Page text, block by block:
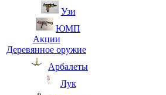
Узи
ЮМП
Акции
Деревянное оружие
Арбалеты
Лук